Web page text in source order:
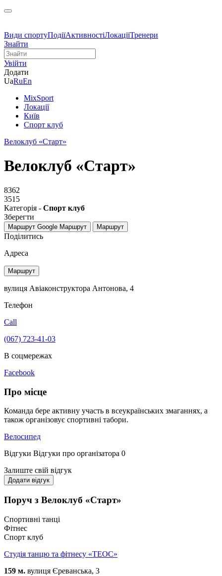
Види спортуПодіїАктивностіЛокаціїТренери
Знайти
Увійти
Додати
UaRuEn
MixSport
Локації
Київ
Спорт клуб
Велоклуб «Старт»
Велоклуб «Старт»
8362
3515
Категорія - Спорт клуб
Зберегти
Маршрут Google Маршрут Маршрут
Поділитись
Адреса
Маршрут
вулиця Авіаконструктора Антонова, 4
Телефон
Call
(067) 723-41-03
В соцмережах
Facebook
Про місце
Команда бере активну участь в всеукраїнських змаганнях, а
також організовує спортивні табори.
Велосипед
Відгуки Відгуки про організатора 0
Залиште свій відгук
Додати відгук
Поруч з Велоклуб «Старт»
Спортивні танці
Фітнес
Спорт клуб
Студія танцю та фітнесу «ТЕОС»
159 м. вулиця Єреванська, 3